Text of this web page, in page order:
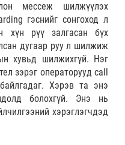
мессеж шилжүүлэх
гэснийг сонгоход л
хүн рүү залгасан бүх
дугаар руу л шилжиж
хувьд шилжихгүй. Нэг
зэрэг операторууд call
Хэрэв та энэ
болохгүй. Энэ нь
хэрэглэгчдэд